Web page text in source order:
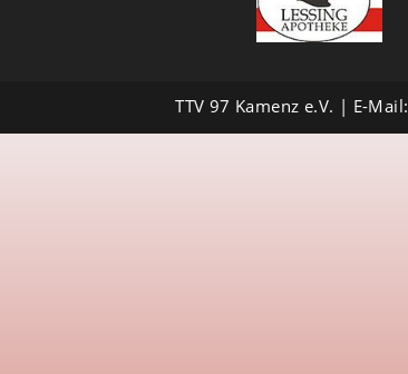
TTV 97 Kamenz e.V. | E-Mail: